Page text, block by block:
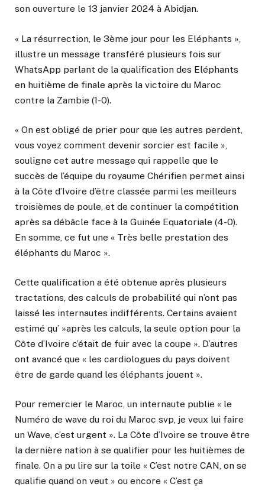
son ouverture le 13 janvier 2024 à Abidjan.
« La résurrection, le 3ème jour pour les Eléphants »,
illustre un message transféré plusieurs fois sur
WhatsApp parlant de la qualification des Eléphants
en huitième de finale après la victoire du Maroc
contre la Zambie (1-0).
« On est obligé de prier pour que les autres perdent,
vous voyez comment devenir sorcier est facile »,
souligne cet autre message qui rappelle que le
succès de l’équipe du royaume Chérifien permet ainsi
à la Côte d’Ivoire d’être classée parmi les meilleurs
troisièmes de poule, et de continuer la compétition
après sa débâcle face à la Guinée Equatoriale (4-0).
En somme, ce fut une « Très belle prestation des
éléphants du Maroc ».
Cette qualification a été obtenue après plusieurs
tractations, des calculs de probabilité qui n’ont pas
laissé les internautes indifférents. Certains avaient
estimé qu’ »après les calculs, la seule option pour la
Côte d’Ivoire c’était de fuir avec la coupe ». D’autres
ont avancé que « les cardiologues du pays doivent
être de garde quand les éléphants jouent ».
Pour remercier le Maroc, un internaute publie « le
Numéro de wave du roi du Maroc svp, je veux lui faire
un Wave, c’est urgent ». La Côte d’Ivoire se trouve être
la dernière nation à se qualifier pour les huitièmes de
finale. On a pu lire sur la toile « C’est notre CAN, on se
qualifie quand on veut » ou encore « C’est ça